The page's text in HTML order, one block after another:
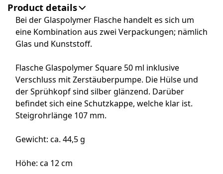
Product details
Bei der Glaspolymer Flasche handelt es sich um
eine Kombination aus zwei Verpackungen; nämlich
Glas und Kunststoff.
Flasche Glaspolymer Square 50 ml inklusive
Verschluss mit Zerstäuberpumpe. Die Hülse und
der Sprühkopf sind silber glänzend. Darüber
befindet sich eine Schutzkappe, welche klar ist.
Steigrohrlänge 107 mm.
Gewicht: ca. 44,5 g
Höhe: ca 12 cm